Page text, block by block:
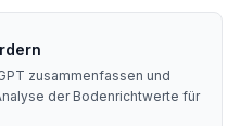
zusammenfassen und
der Bodenrichtwerte für